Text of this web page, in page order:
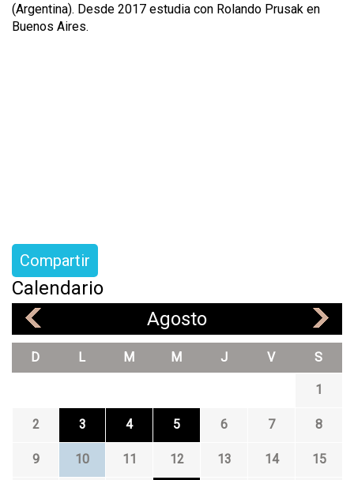
(Argentina). Desde 2017 estudia con Rolando Prusak en
Buenos Aires.
Compartir
Calendario
Agosto
D L M M J V S
1
2 3 4 5 6 7 8
9 10 11 12 13 14 15